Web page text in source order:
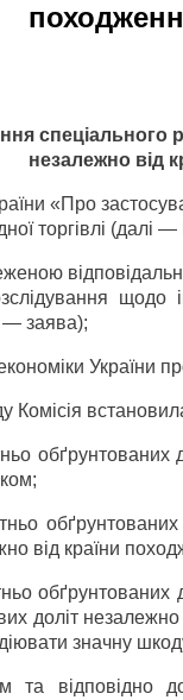
спеціального
незалежно від
«Про
торгівлі (далі
— заява);
України
Комісія
від країни
доліт
значну
та відповідно